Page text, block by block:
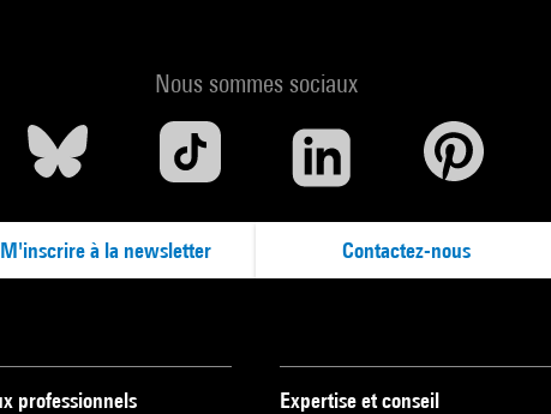
Nous sommes sociaux
M'inscrire à la newsletter Contactez-nous
professionnels Expertise et conseil